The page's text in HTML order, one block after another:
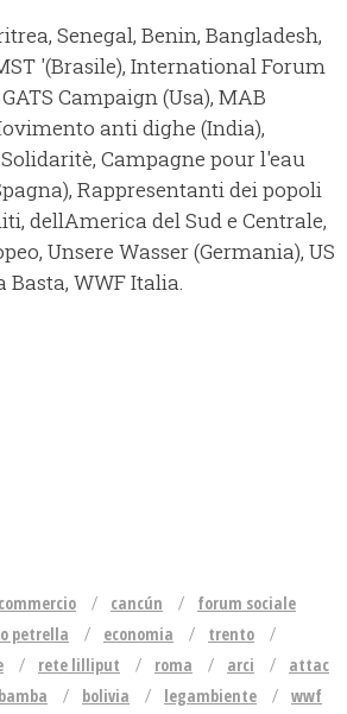
Senegal, Benin, Bangladesh,
'(Brasile), International Forum
Campaign (Usa), MAB
anti dighe (India),
Campagne pour l'eau
Rappresentanti dei popoli
dellAmerica del Sud e Centrale,
Unsere Wasser (Germania), US
Basta, WWF Italia.
cancún
forum sociale
petrella economia
trento
rete lilliput roma arci
attac
bolivia legambiente
wwf